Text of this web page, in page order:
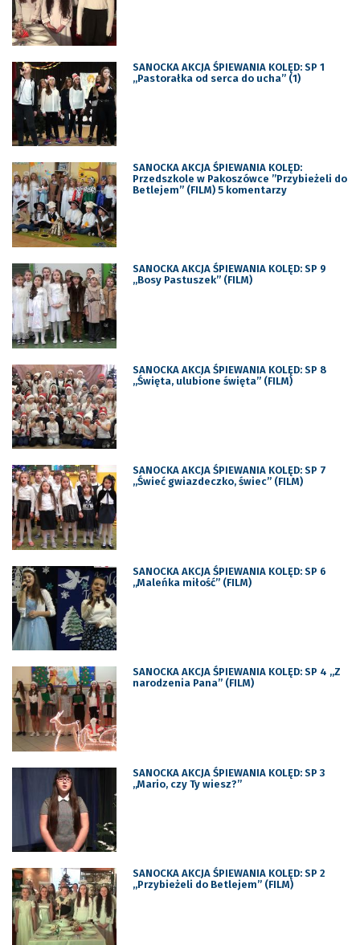
SANOCKA AKCJA ŚPIEWANIA KOLĘD: SP 1
„Pastorałka od serca do ucha” (1)
SANOCKA AKCJA ŚPIEWANIA KOLĘD:
Przedszkole w Pakoszówce ”Przybieżeli do
Betlejem” (FILM) 5 komentarzy
SANOCKA AKCJA ŚPIEWANIA KOLĘD: SP 9
„Bosy Pastuszek” (FILM)
SANOCKA AKCJA ŚPIEWANIA KOLĘD: SP 8
„Święta, ulubione święta” (FILM)
SANOCKA AKCJA ŚPIEWANIA KOLĘD: SP 7
„Świeć gwiazdeczko, świec” (FILM)
SANOCKA AKCJA ŚPIEWANIA KOLĘD: SP 6
„Maleńka miłość” (FILM)
SANOCKA AKCJA ŚPIEWANIA KOLĘD: SP 4 „Z
narodzenia Pana” (FILM)
SANOCKA AKCJA ŚPIEWANIA KOLĘD: SP 3
„Mario, czy Ty wiesz?”
SANOCKA AKCJA ŚPIEWANIA KOLĘD: SP 2
„Przybieżeli do Betlejem” (FILM)